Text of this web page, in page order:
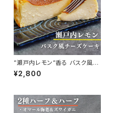
”瀬戸内レモン”香る バスク風チ
ーズケーキ
¥2,800